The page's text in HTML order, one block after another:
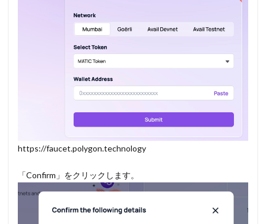
https://faucet.polygon.technology
「Confirm」をクリックします。